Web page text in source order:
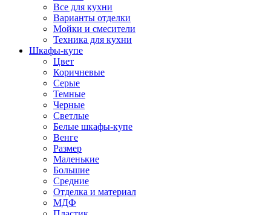
Все для кухни
Варианты отделки
Мойки и смесители
Техника для кухни
Шкафы-купе
Цвет
Коричневые
Серые
Темные
Черные
Светлые
Белые шкафы-купе
Венге
Размер
Маленькие
Большие
Средние
Отделка и материал
МДФ